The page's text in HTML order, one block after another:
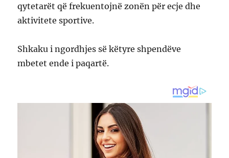
qytetarët që frekuentojnë zonën për ecje dhe
aktivitete sportive.
Shkaku i ngordhjes së këtyre shpendëve
mbetet ende i paqartë.